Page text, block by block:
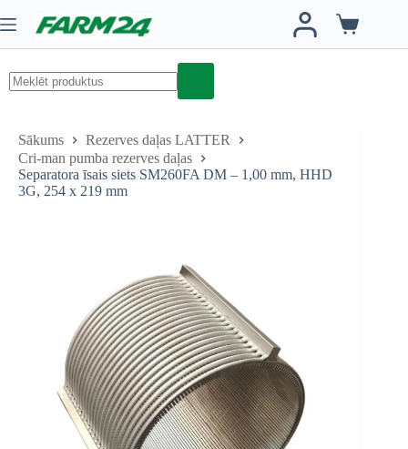
to
content
Iepirkumu
grozs
Sākums
Rezerves daļas LATTER
Cri-man pumba rezerves daļas
Separatora īsais siets SM260FA DM – 1,00 mm, HHD
3G, 254 x 219 mm